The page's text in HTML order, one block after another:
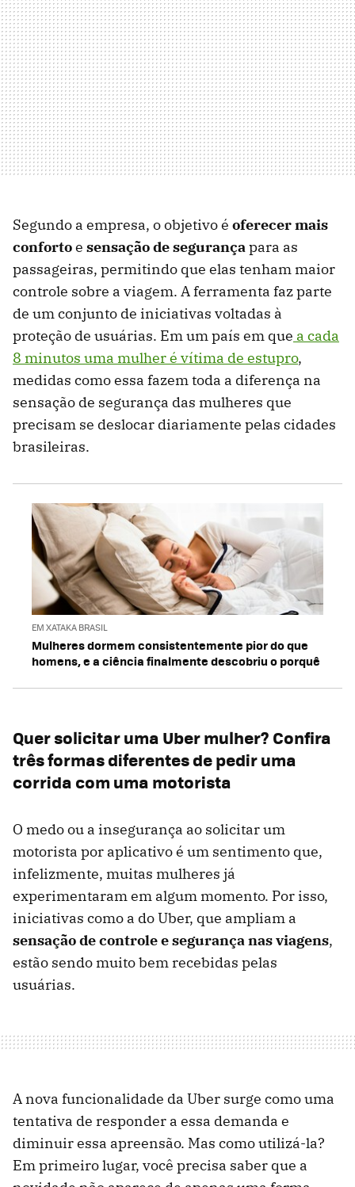
Segundo a empresa, o objetivo é oferecer mais
confortoe sensação de segurançapara as
passageiras, permitindo que elas tenham maior
controle sobre a viagem. A ferramenta faz parte
de um conjunto de iniciativas voltadas à
proteção de usuárias. Em um país em que a cada
8 minutos uma mulher é vítima de estupro,
medidas como essa fazem toda a diferença na
sensação de segurança das mulheres que
precisam se deslocar diariamente pelas cidades
brasileiras.
EM XATAKA BRASIL
Mulheres dormem consistentemente pior do que
homens, e a ciência finalmente descobriu o porquê
Quer solicitar uma Uber mulher? Confira
três formas diferentes de pedir uma
corrida com uma motorista
O medo ou a insegurança ao solicitar um
motorista por aplicativo é um sentimento que,
infelizmente, muitas mulheres já
experimentaram em algum momento. Por isso,
iniciativas como a do Uber, que ampliam a
sensação de controlee segurança nas viagens,
estão sendo muito bem recebidas pelas
usuárias.
A nova funcionalidade da Uber surge como uma
tentativa de responder a essa demanda e
diminuir essa apreensão. Mas como utilizá-la?
Em primeiro lugar, você precisa saber que a